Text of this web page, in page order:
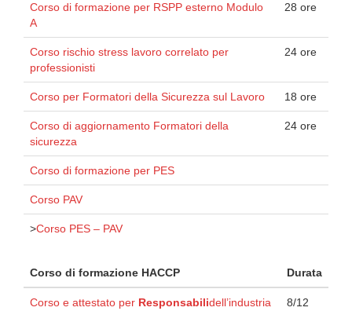
Corso di formazione per RSPP esterno Modulo
A
28 ore
Corso rischio stress lavoro correlato per
professionisti
24 ore
Corso per Formatori della Sicurezza sul Lavoro 18 ore
Corso di aggiornamento Formatori della
sicurezza
24 ore
Corso di formazione per PES
Corso PAV
>Corso PES – PAV
Corso di formazione HACCP Durata
Corso e attestato per Responsabilidell’industria
8/12